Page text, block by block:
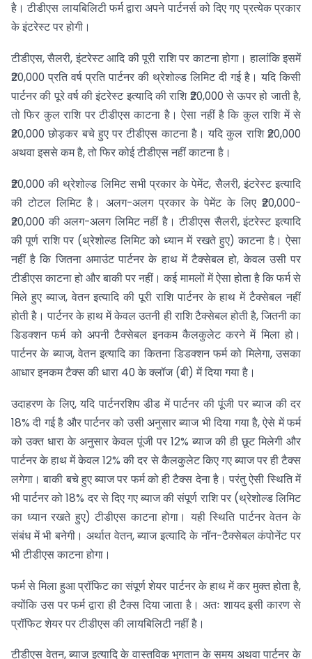
है। टीडीएस लायबिलिटी फर्म द्वारा अपने पार्टनर्स को दिए गए प्रत्येक प्रकार
के इंटरेस्ट पर होगी।
टीडीएस, सैलरी, इंटरेस्ट आदि की पूरी राशि पर काटना होगा। हालांकि इसमें
₹20,000 प्रति वर्ष प्रति पार्टनर की थ्रेशोल्ड लिमिट दी गई है। यदि किसी
पार्टनर की पूरे वर्ष की इंटरेस्ट इत्यादि की राशि ₹20,000 से ऊपर हो जाती है,
तो फिर कुल राशि पर टीडीएस काटना है। ऐसा नहीं है कि कुल राशि में से
₹20,000 छोड़कर बचे हुए पर टीडीएस काटना है। यदि कुल राशि ₹20,000
अथवा इससे कम है, तो फिर कोई टीडीएस नहीं काटना है।
₹20,000 की थ्रेशोल्ड लिमिट सभी प्रकार के पेमेंट, सैलरी, इंटरेस्ट इत्यादि
की टोटल लिमिट है। अलग-अलग प्रकार के पेमेंट के लिए ₹20,000-
₹20,000 की अलग-अलग लिमिट नहीं है। टीडीएस सैलरी, इंटरेस्ट इत्यादि
की पूर्ण राशि पर (थ्रेशोल्ड लिमिट को ध्यान में रखते हुए) काटना है। ऐसा
नहीं है कि जितना अमाउंट पार्टनर के हाथ में टैक्सेबल हो, केवल उसी पर
टीडीएस काटना हो और बाकी पर नहीं। कई मामलों में ऐसा होता है कि फर्म से
मिले हुए ब्याज, वेतन इत्यादि की पूरी राशि पार्टनर के हाथ में टैक्सेबल नहीं
होती है। पार्टनर के हाथ में केवल उतनी ही राशि टैक्सेबल होती है, जितनी का
डिडक्शन फर्म को अपनी टैक्सेबल इनकम कैलकुलेट करने में मिला हो।
पार्टनर के ब्याज, वेतन इत्यादि का कितना डिडक्शन फर्म को मिलेगा, उसका
आधार इनकम टैक्स की धारा 40 के क्लॉज (बी) में दिया गया है।
उदाहरण के लिए, यदि पार्टनरशिप डीड में पार्टनर की पूंजी पर ब्याज की दर
18% दी गई है और पार्टनर को उसी अनुसार ब्याज भी दिया गया है, ऐसे में फर्म
को उक्त धारा के अनुसार केवल पूंजी पर 12% ब्याज की ही छूट मिलेगी और
पार्टनर के हाथ में केवल 12% की दर से कैलकुलेट किए गए ब्याज पर ही टैक्स
लगेगा। बाकी बचे हुए ब्याज पर फर्म को ही टैक्स देना है। परंतु ऐसी स्थिति में
भी पार्टनर को 18% दर से दिए गए ब्याज की संपूर्ण राशि पर (थ्रेशोल्ड लिमिट
का ध्यान रखते हुए) टीडीएस काटना होगा। यही स्थिति पार्टनर वेतन के
संबंध में भी बनेगी। अर्थात वेतन, ब्याज इत्यादि के नॉन-टैक्सेबल कंपोनेंट पर
भी टीडीएस काटना होगा।
फर्म से मिला हुआ प्रॉफिट का संपूर्ण शेयर पार्टनर के हाथ में कर मुक्त होता है,
क्योंकि उस पर फर्म द्वारा ही टैक्स दिया जाता है। अतः शायद इसी कारण से
प्रॉफिट शेयर पर टीडीएस की लायबिलिटी नहीं है।
टीडीएस वेतन, ब्याज इत्यादि के वास्तविक भुगतान के समय अथवा पार्टनर के